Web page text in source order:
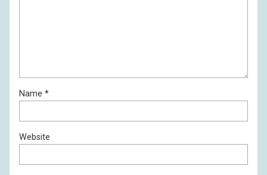
Name *
Website